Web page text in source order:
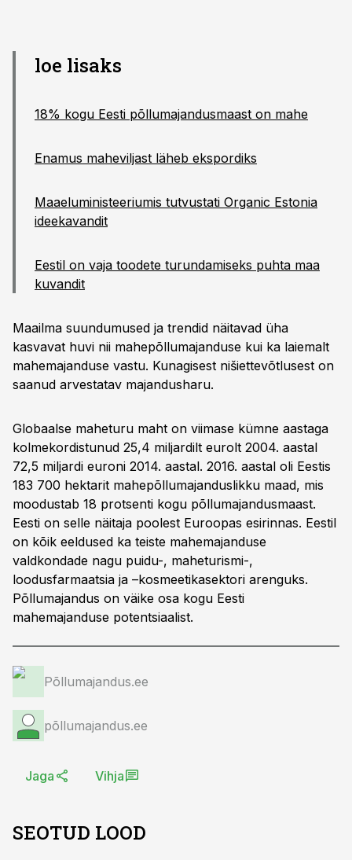
loe lisaks
18% kogu Eesti põllumajandusmaast on mahe
Enamus maheviljast läheb ekspordiks
Maaeluministeeriumis tutvustati Organic Estonia
ideekavandit
Eestil on vaja toodete turundamiseks puhta maa
kuvandit
Maailma suundumused ja trendid näitavad üha
kasvavat huvi nii mahepõllumajanduse kui ka laiemalt
mahemajanduse vastu. Kunagisest nišiettevõtlusest on
saanud arvestatav majandusharu.
Globaalse maheturu maht on viimase kümne aastaga
kolmekordistunud 25,4 miljardilt eurolt 2004. aastal
72,5 miljardi euroni 2014. aastal. 2016. aastal oli Eestis
183 700 hektarit mahepõllumajanduslikku maad, mis
moodustab 18 protsenti kogu põllumajandusmaast.
Eesti on selle näitaja poolest Euroopas esirinnas. Eestil
on kõik eeldused ka teiste mahemajanduse
valdkondade nagu puidu-, maheturismi-,
loodusfarmaatsia ja –kosmeetikasektori arenguks.
Põllumajandus on väike osa kogu Eesti
mahemajanduse potentsiaalist.
Põllumajandus.ee
põllumajandus.ee
Jaga Vihja
SEOTUD LOOD